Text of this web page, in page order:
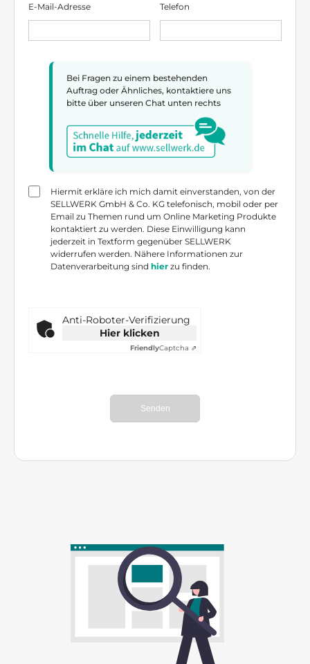
E-Mail-Adresse Telefon
Bei Fragen zu einem bestehenden
Auftrag oder Ähnliches, kontaktiere uns
bitte über unseren Chat unten rechts
Hiermit erkläre ich mich damit einverstanden, von der
SELLWERK GmbH & Co. KG telefonisch, mobil oder per
Email zu Themen rund um Online Marketing Produkte
kontaktiert zu werden. Diese Einwilligung kann
jederzeit in Textform gegenüber SELLWERK
widerrufen werden. Nähere Informationen zur
Datenverarbeitung sind hier zu finden.
Anti-Roboter-Verifizierung
Hier klicken
FriendlyCaptcha ⇗